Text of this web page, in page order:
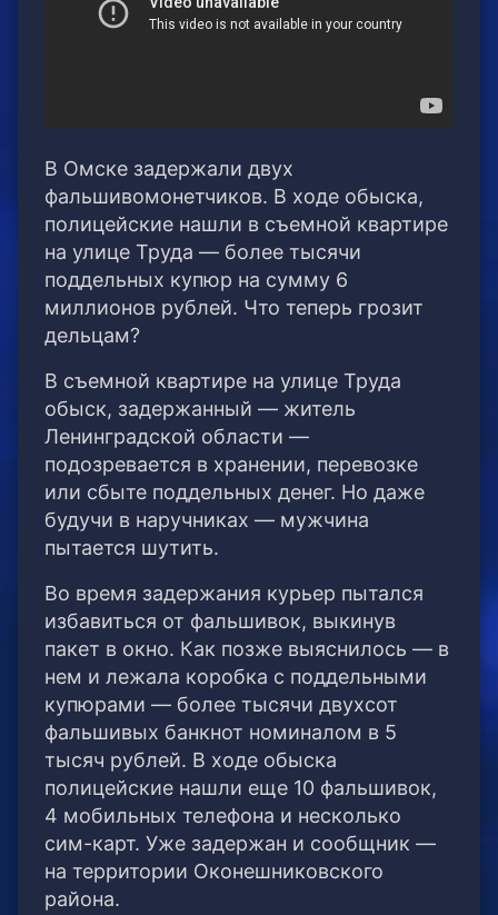
В Омске задержали двух
фальшивомонетчиков. В ходе обыска,
полицейские нашли в съемной квартире
на улице Труда — более тысячи
поддельных купюр на сумму 6
миллионов рублей. Что теперь грозит
дельцам?
В съемной квартире на улице Труда
обыск, задержанный — житель
Ленинградской области —
подозревается в хранении, перевозке
или сбыте поддельных денег. Но даже
будучи в наручниках — мужчина
пытается шутить.
Во время задержания курьер пытался
избавиться от фальшивок, выкинув
пакет в окно. Как позже выяснилось — в
нем и лежала коробка с поддельными
купюрами — более тысячи двухсот
фальшивых банкнот номиналом в 5
тысяч рублей. В ходе обыска
полицейские нашли еще 10 фальшивок,
4 мобильных телефона и несколько
сим-карт. Уже задержан и сообщник —
на территории Оконешниковского
района.